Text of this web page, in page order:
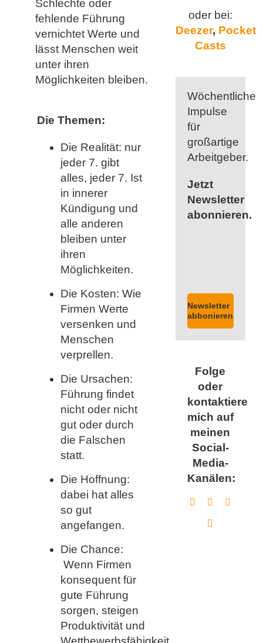
Schlechte oder
fehlende Führung
vernichtet Werte und
lässt Menschen weit
unter ihren
Möglichkeiten bleiben.
Die Themen:
Die Realität: nur
jeder 7. gibt
alles, jeder 7. Ist
in innerer
Kündigung und
alle anderen
bleiben unter
ihren
Möglichkeiten.
Die Kosten: Wie
Firmen Werte
versenken und
Menschen
verprellen.
Die Ursachen:
Führung findet
nicht oder nicht
gut oder durch
die Falschen
statt.
Die Hoffnung:
dabei hat alles
so gut
angefangen.
Die Chance:
Wenn Firmen
konsequent für
gute Führung
sorgen, steigen
Produktivität und
oder bei:
Deezer, Pocket
Casts
Wöchentliche
Impulse
für
großartige
Arbeitgeber.
Jetzt
Newsletter
abonnieren.
Newsletter
abbonieren
Folge
oder
kontaktiere
mich auf
meinen
Social-
Media-
Kanälen: